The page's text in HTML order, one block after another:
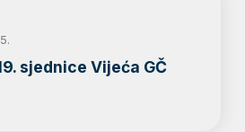
sjednice Vijeća GČ